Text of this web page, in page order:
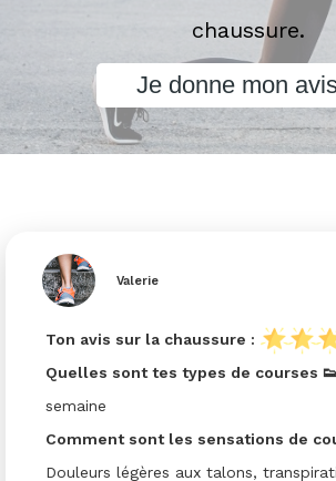
chaussure.
Je donne mon
Valerie
Ton avis sur la chaussure :
Quelles sont tes types de courses
semaine
Comment sont les sensations de
Douleurs légères aux talons,